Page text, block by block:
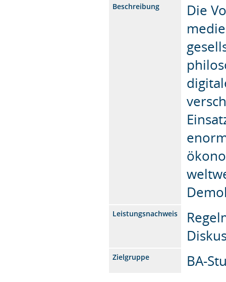
Beschreibung
Die
Leistungsnachweis
Zielgruppe BA-